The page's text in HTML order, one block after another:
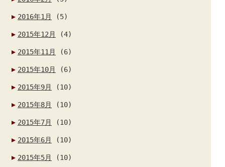
2016年1月 (5)
2015年12月 (4)
2015年11月 (6)
2015年10月 (6)
2015年9月 (10)
2015年8月 (10)
2015年7月 (10)
2015年6月 (10)
2015年5月 (10)